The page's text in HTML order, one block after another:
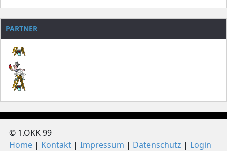
PARTNER
© 1.OKK 99
Home
Kontakt Impressum Datenschutz Login